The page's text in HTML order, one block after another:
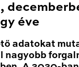
éve
adatokat
nagyobb